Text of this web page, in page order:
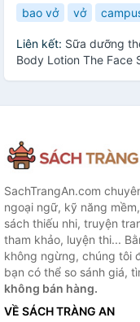
bao vở
vở
Liên kết: Sữa dưỡng
Body Lotion The Face
SachTrangAn.com
ngoại ngữ, kỹ năng
sách thiếu nhi, truyện
tham khảo, luyện thi...
không ngừng, chúng tôi
bạn có thể so sánh giá,
không bán hàng.
VỀ SÁCH TRÀNG AN